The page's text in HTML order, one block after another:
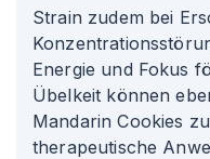
Strain zudem bei
Energie und Fokus
Übelkeit können
Mandarin Cookies
therapeutische